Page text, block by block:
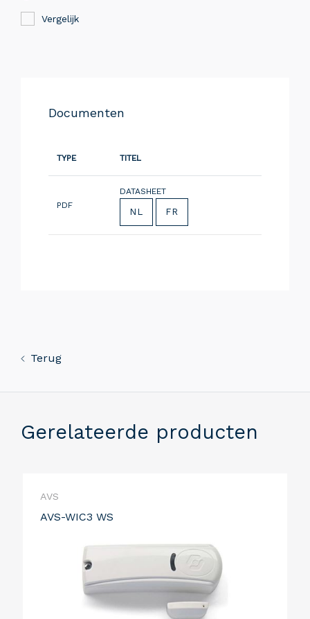
Vergelijk
Documenten
TYPE TITEL
PDF
DATASHEET
NL FR
Terug
Gerelateerde producten
AVS
AVS-WIC3 WS